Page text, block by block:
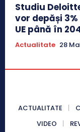
Studiu
vor depăși
UE până în
Actualitate 28
ACTUALITATE
VIDEO